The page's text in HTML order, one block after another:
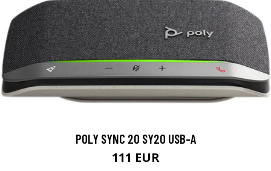
POLY SYNC 20 SY20 USB-A
111 EUR